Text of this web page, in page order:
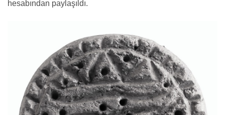
hesabından paylaşıldı.